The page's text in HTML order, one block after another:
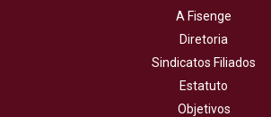
A Fisenge
Diretoria
Sindicatos Filiados
Estatuto
Objetivos